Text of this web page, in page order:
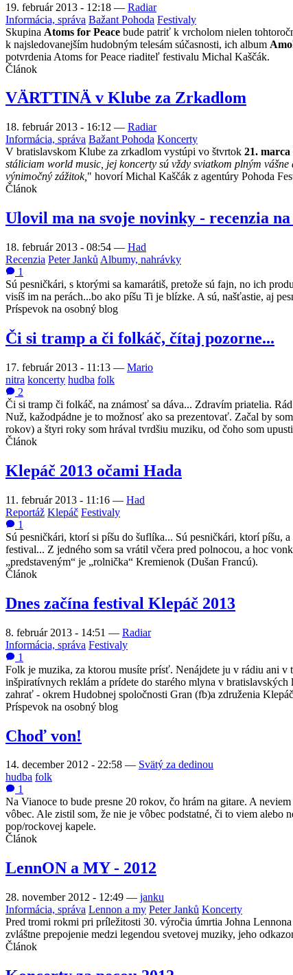
19. február 2013 - 12:18 — Radiar
Informácia, správa Bažant Pohoda Festivaly
Skupina Atoms for Peace bude patriť k vrcholom nielen
k najsledovanejším hudobným telesám súčasnosti, ich album
potvrdenia Atoms for Peace riaditeľ festivalu Michal Kaščák.
Článok
VÄRTTINÄ v Klube za Zrkadlom
18. február 2013 - 16:12 — Radiar
Informácia, správa Bažant Pohoda Koncerty
V bratislavskom Klube za zrkadlom vystúpi vo štvrtok 21. marca
stáliciam world music, jej koncerty sú vždy sviatkom plným
výnimočný zážitok, " hovorí Michal Kaščák z agentúry Pohoda
Článok
Ulovil ma na svoje novinky - recenzia
18. február 2013 - 08:54 — Had
Recenzia Peter Janků Albumy, nahrávky
1
Sú pesničkári, s ktorými sa kamarátiš, pretože sú fajn, no ich
visíš im na perách...bo ako píšu Ti je blízke. A sú, našťastie, aj
Príspevok na osobný blog
Či si tramp a či folkáč, čítaj pozorne...
17. február 2013 - 11:13 — Mario
nitra koncerty hudba folk
2
Či si tramp či folkáč, na známosť sa dáva... Zdravím priatelia.
Nuž, kažodpádne je to možnosť ako sa prezentovať. Začal by
rokov) a štyri roky som hrával tvrdšiu muziku, od čoho som
Článok
Klepáč 2013 očami Hada
11. február 2013 - 11:16 — Had
Reportáž Klepáč Festivaly
1
Sú pesničkári, ktorí si píšu do šuflíka... Sú pesničkári, ktorí píšu,
festival... Z jedného som sa vrátil včera pred polnocou, a hoc
„predstaveným“ je „rolnička“ Kremienok (Dušan Francú).
Článok
Dnes začína festival Klepáč 2013
8. február 2013 - 14:51 — Radiar
Informácia, správa Festivaly
1
Folk je muzika, za ktorou musíte prísť. Nenájdete ju v rádiu ani
inšpiratívnych reklám a prídete do starého mlyna v
zahrať - okrem Hudobnej spoločnosti Gran (fb)a združenia
Príspevok na osobný blog
Choď von!
14. december 2012 - 22:58 — Svätý za dedinou
hudba folk
1
Na Vianoce to bude presne 20 rokov, čo hrám na gitare. A
vôbec. Ale zistil som, že nie je vôbec podstatné, či to viem alebo
pop/rockovej kapele.
Článok
LennON a MY - 2012
28. november 2012 - 12:49 — janku
Informácia, správa Lennon a my Peter Janků Koncerty
Pred tromi rokmi pri príležitosti 30. výročia úmrtia Johna
zvláštne prepojenie medzi legendou svetovej muziky, jeho
Článok